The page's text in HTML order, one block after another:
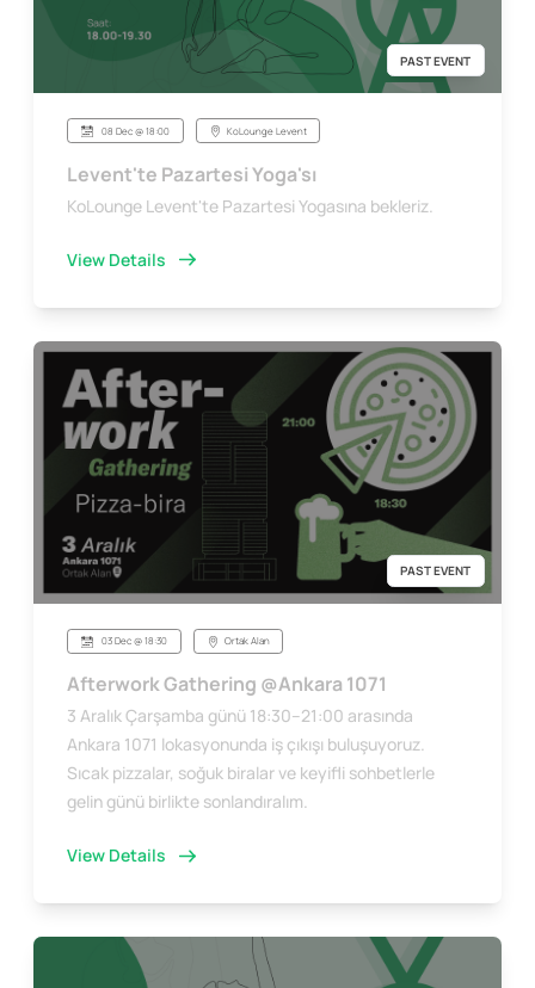
PAST EVENT
08 Dec @ 18:00 KoLounge Levent
Levent'te Pazartesi Yoga'sı
KoLounge Levent'te Pazartesi Yogasına bekleriz.
View Details
PAST EVENT
03 Dec @ 18:30 Ortak Alan
Afterwork Gathering @Ankara 1071
3 Aralık Çarşamba günü 18:30–21:00 arasında
Ankara 1071 lokasyonunda iş çıkışı buluşuyoruz.
Sıcak pizzalar, soğuk biralar ve keyifli sohbetlerle
gelin günü birlikte sonlandıralım.
View Details